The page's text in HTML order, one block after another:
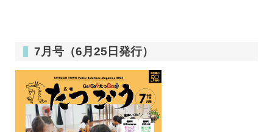
7月号（6月25日発行）